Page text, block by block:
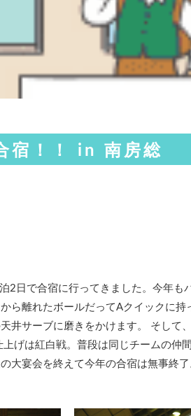
宿！！ in 南房総
2日で合宿に行ってきました。今年も
ら離れたボールだってAクイックに
井サーブに磨きをかけます。 そして
げは紅白戦。普段は同じチームの仲
大宴会を終えて今年の合宿は無事終